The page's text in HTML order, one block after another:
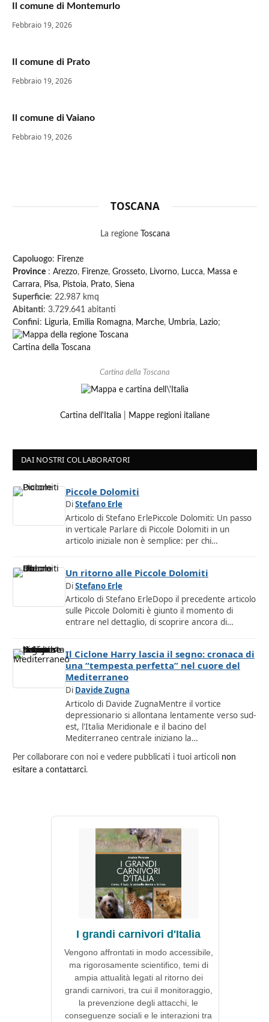
Il comune di Montemurlo
Febbraio 19, 2026
Il comune di Prato
Febbraio 19, 2026
Il comune di Vaiano
Febbraio 19, 2026
TOSCANA
La regione Toscana
Capoluogo: Firenze
Province : Arezzo, Firenze, Grosseto, Livorno, Lucca, Massa e
Carrara, Pisa, Pistoia, Prato, Siena
Superficie: 22.987 kmq
Abitanti: 3.729.641 abitanti
Confini: Liguria, Emilia Romagna, Marche, Umbria, Lazio;
Cartina della Toscana
Cartina della Toscana
Cartina dell'Italia Mappe regioni italiane
DAI NOSTRI COLLABORATORI
Piccole Dolomiti
DiStefano Erle
Articolo di Stefano ErlePiccole Dolomiti: Un passo
in verticale Parlare di Piccole Dolomiti in un
articolo iniziale non è semplice: per chi…
Un ritorno alle Piccole Dolomiti
DiStefano Erle
Articolo di Stefano ErleDopo il precedente articolo
sulle Piccole Dolomiti è giunto il momento di
entrare nel dettaglio, di scoprire ancora di…
Il Ciclone Harry lascia il segno: cronaca di
una “tempesta perfetta” nel cuore del
Mediterraneo
Di Davide Zugna
Articolo di Davide ZugnaMentre il vortice
depressionario si allontana lentamente verso sud-
est, l'Italia Meridionale e il bacino del
Mediterraneo centrale iniziano la…
Per collaborare con noi e vedere pubblicati i tuoi articoli non
esitare a contattarci.
I grandi carnivori d'Italia
Vengono affrontati in modo accessibile,
ma rigorosamente scientifico, temi di
ampia attualità legati al ritorno dei
grandi carnivori, tra cui il monitoraggio,
la prevenzione degli attacchi, le
conseguenze sociali e le interazioni tra